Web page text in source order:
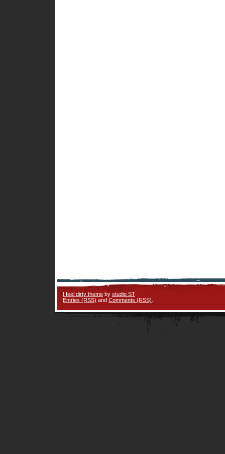
I feel dirty theme by studio ST
Entries (RSS) and Comments (RSS)